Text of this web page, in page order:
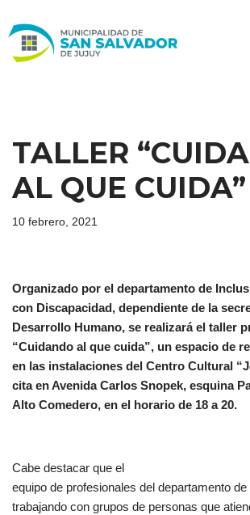
al
TALLER
AL QUE
10 febrero, 2021
Organizado por el departamento de
con Discapacidad, dependiente de la
Desarrollo Humano, se realizará el taller
“Cuidando al que cuida”, un espacio de
en las instalaciones del Centro Cultural
cita en Avenida Carlos Snopek, esquina
Alto Comedero, en el horario de 18 a 20.
Cabe destacar que el
equipo de profesionales del departamento
trabajando con grupos de personas que